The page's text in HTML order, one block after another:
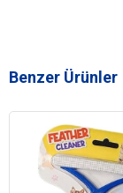
Benzer Ürünler